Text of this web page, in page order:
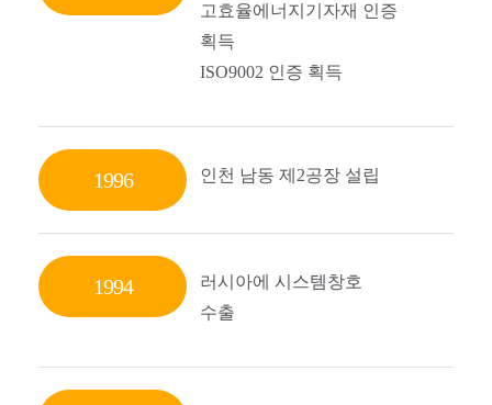
고효율에너지기자재 인증
획득
ISO9002 인증 획득
1996 인천 남동 제2공장 설립
1994
러시아에 시스템창호
수출